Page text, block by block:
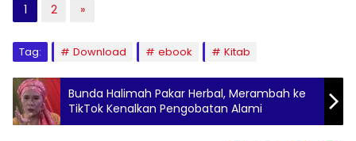
1 2 »
Tag: Download ebook Kitab
Bunda Halimah Pakar Herbal, Merambah ke
TikTok Kenalkan Pengobatan Alami